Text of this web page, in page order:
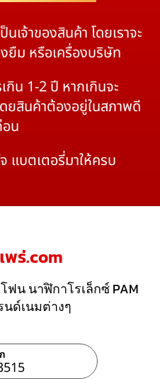
เจ้าของสินค้า โดยเราจะ
งยืม หรือเครื่องบริษัท
กิน 1-2 ปี หากเกินจะ
ยสินค้าต้องอยู่ในสภาพดี
น
แบตเตอรี่มาให้ครบ
พร่.com
น นาฬิกาโรเล็กซ์ PAM
ด์เนมต่างๆ